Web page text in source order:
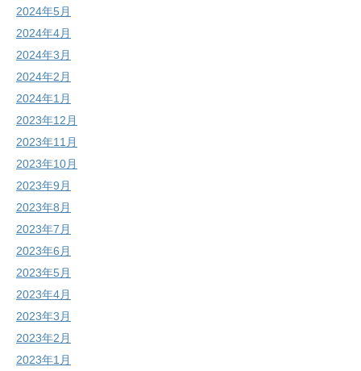
2024年5月
2024年4月
2024年3月
2024年2月
2024年1月
2023年12月
2023年11月
2023年10月
2023年9月
2023年8月
2023年7月
2023年6月
2023年5月
2023年4月
2023年3月
2023年2月
2023年1月